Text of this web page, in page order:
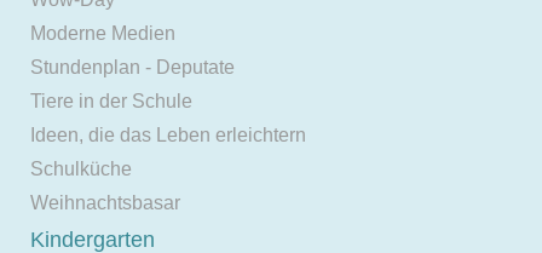
Moderne Medien
Stundenplan - Deputate
Tiere in der Schule
Ideen, die das Leben erleichtern
Schulküche
Weihnachtsbasar
Kindergarten